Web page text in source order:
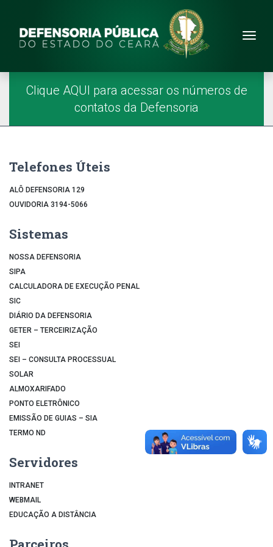
Site da Defensoria
Menu Principal
Página Inicial
Clique AQUI para acessar os números de
contatos da Defensoria
Telefones Úteis
ALÔ DEFENSORIA 129
OUVIDORIA 3194-5066
Sistemas
NOSSA DEFENSORIA
SIPA
CALCULADORA DE EXECUÇÃO PENAL
SIC
DIÁRIO DA DEFENSORIA
GETER – TERCEIRIZAÇÃO
SEI
SEI – CONSULTA PROCESSUAL
SOLAR
ALMOXARIFADO
PONTO ELETRÔNICO
EMISSÃO DE GUIAS – SIA
TERMO ND
Servidores
INTRANET
WEBMAIL
EDUCAÇÃO A DISTÂNCIA